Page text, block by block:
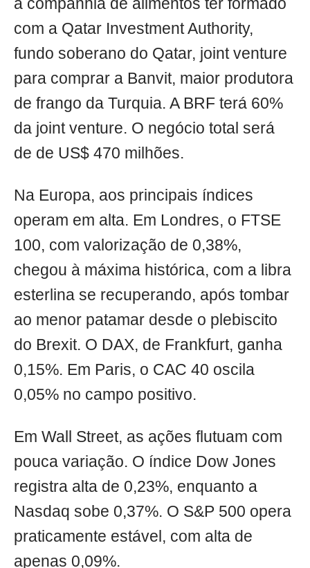
a companhia de alimentos ter formado
com a Qatar Investment Authority,
fundo soberano do Qatar, joint venture
para comprar a Banvit, maior produtora
de frango da Turquia. A BRF terá 60%
da joint venture. O negócio total será
de de US$ 470 milhões.
Na Europa, aos principais índices
operam em alta. Em Londres, o FTSE
100, com valorização de 0,38%,
chegou à máxima histórica, com a libra
esterlina se recuperando, após tombar
ao menor patamar desde o plebiscito
do Brexit. O DAX, de Frankfurt, ganha
0,15%. Em Paris, o CAC 40 oscila
0,05% no campo positivo.
Em Wall Street, as ações flutuam com
pouca variação. O índice Dow Jones
registra alta de 0,23%, enquanto a
Nasdaq sobe 0,37%. O S&P 500 opera
praticamente estável, com alta de
apenas 0,09%.